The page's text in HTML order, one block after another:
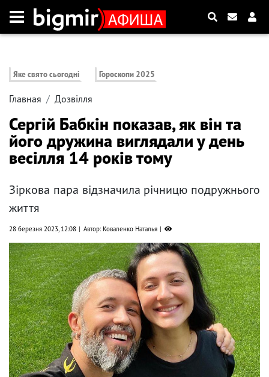
Яке свято сьогодні Гороскопи 2025
Главная Дозвілля
Сергій Бабкін показав, як він та
його дружина виглядали у день
весілля 14 років тому
Зіркова пара відзначила річницю подружнього
життя
28 березня 2023, 12:08 Автор: Коваленко Наталья